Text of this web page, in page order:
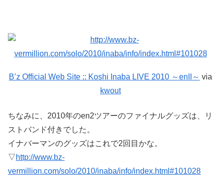
B’z Official Web Site :: Koshi Inaba LIVE 2010 ～enII～ via
kwout
ちなみに、2010年のen2ツアーのファイナルグッズは、リ
ストバンド付きでした。
イナバーマンのグッズはこれで2回目かな。
▽http://www.bz-
vermillion.com/solo/2010/inaba/info/index.html#101028